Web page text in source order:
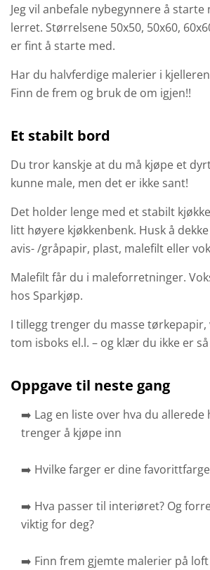
Jeg vil anbefale nybegynnere å
lerret. Størrelsene 50x50, 50x60,
er fint å starte med.
Har du halvferdige malerier i
Finn de frem og bruk de om igjen!!
Et stabilt bord
Du tror kanskje at du må kjøpe et
kunne male, men det er ikke sant!
Det holder lenge med et stabilt
litt høyere kjøkkenbenk. Husk å
avis- /gråpapir, plast, malefilt eller
Malefilt får du i maleforretninger.
hos Sparkjøp.
I tillegg trenger du masse tørkepapir,
tom isboks el.l. – og klær du ikke er
Oppgave til neste gang
➡️ Lag en liste over hva du allerede
trenger å kjøpe inn
➡️ Hvilke farger er dine
➡️ Hva passer til interiøret? Og
viktig for deg?
➡️ Finn frem gjemte malerier på